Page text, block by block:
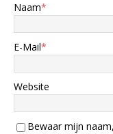
Naam*
E-Mail*
Website
Bewaar mijn